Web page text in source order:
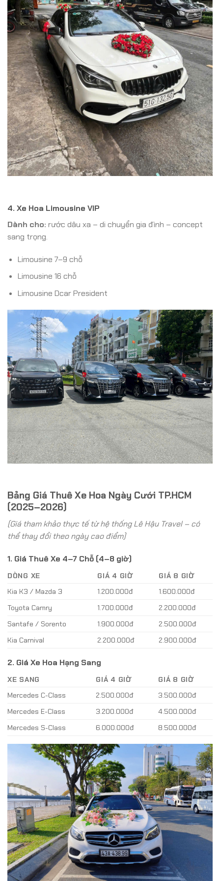
4. Xe Hoa Limousine VIP
Dành cho: rước dâu xa – di chuyển gia đình – concept
sang trọng.
Limousine 7–9 chỗ
Limousine 16 chỗ
Limousine Dcar President
Bảng Giá Thuê Xe Hoa Ngày Cưới TP.HCM
(2025–2026)
(Giá tham khảo thực tế từ hệ thống Lê Hậu Travel – có
thể thay đổi theo ngày cao điểm)
1. Giá Thuê Xe 4–7 Chỗ (4–8 giờ)
DÒNG XE GIÁ 4 GIỜ
GIÁ 8 GIỜ
Kia K3 / Mazda 3
1.200.000đ
1.600.000đ
Toyota Camry
1.700.000đ
2.200.000đ
Santafe / Sorento
1.900.000đ
2.500.000đ
Kia Carnival
2.200.000đ 2.900.000đ
2. Giá Xe Hoa Hạng Sang
XE SANG GIÁ 4 GIỜ
GIÁ 8 GIỜ
Mercedes C-Class
2.500.000đ
3.500.000đ
Mercedes E-Class
3.200.000đ
4.500.000đ
Mercedes S-Class
6.000.000đ 8.500.000đ